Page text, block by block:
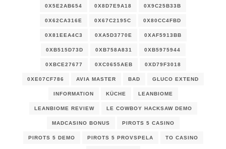
0X5E2AB654 0X8D7E9A18 0X9C25B33B
0X62CA316E 0X67C2195C 0X80CC4FBD
0X81EEA4C3 0XA5D3770E 0XAF5913BB
0XB515D73D 0XB758A831 0XB5975944
0XBCE27677 0XC0655AEB 0XD79F3018
0XE07CF786 AVIA MASTER BAD GLUCO EXTEND
INFORMATION KÜCHE LEANBIOME
LEANBIOME REVIEW LE COWBOY HACKSAW DEMO
MADCASINO BONUS PIROTS 5 CASINO
PIROTS 5 DEMO PIROTS 5 PROVSPELA TO CASINO